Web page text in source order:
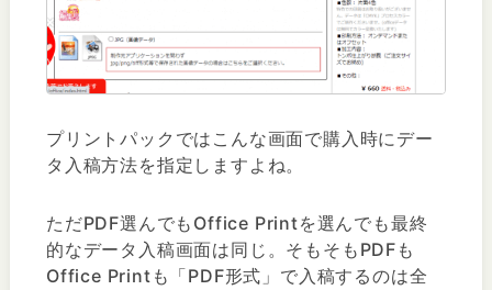
プリントパックではこんな画面で購入時にデー
タ入稿方法を指定しますよね。
ただPDF選んでもOffice Printを選んでも最終
的なデータ入稿画面は同じ。そもそもPDFも
Office Printも「PDF形式」で入稿するのは全